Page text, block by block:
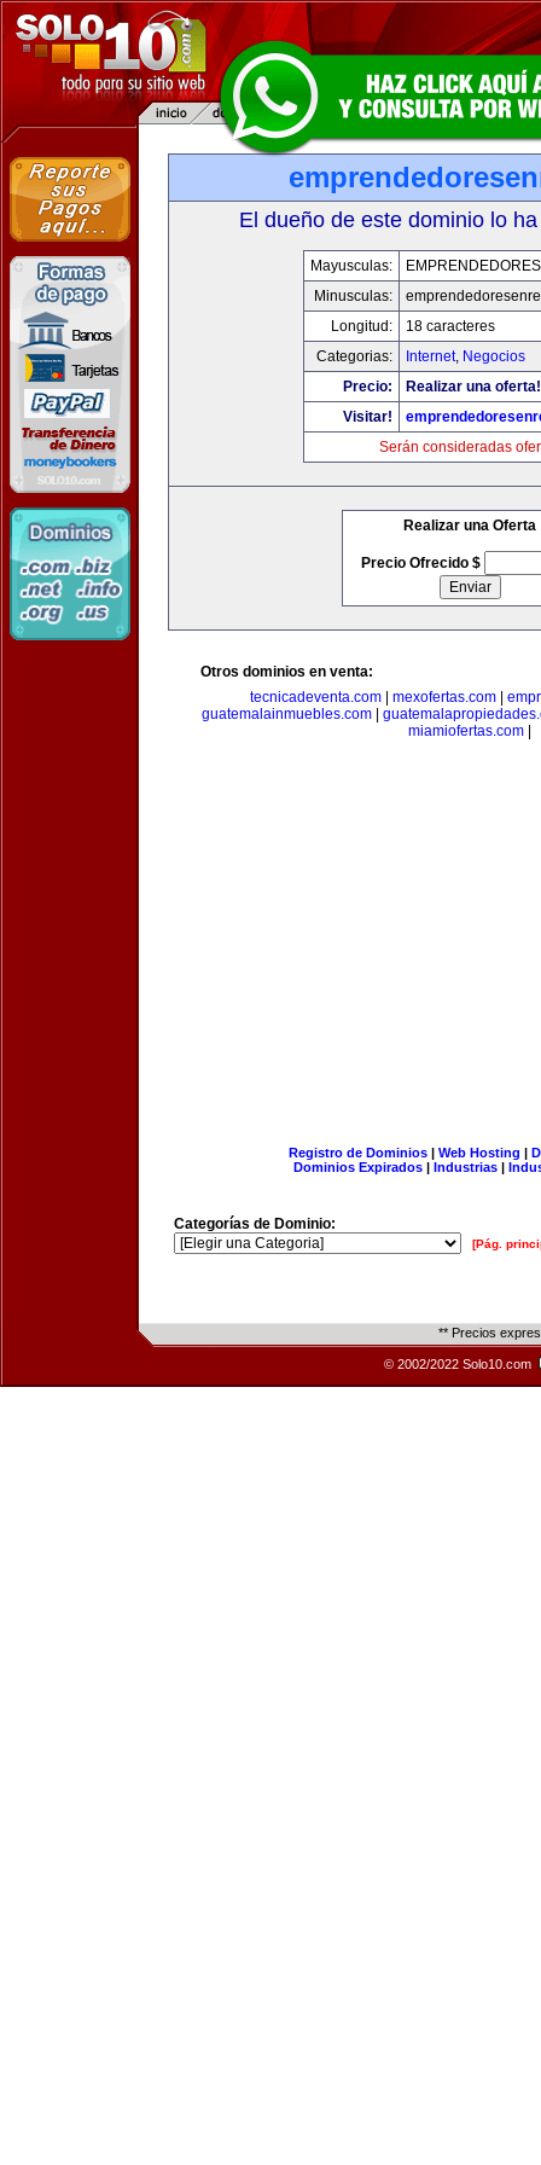
El dueño de este dominio lo
Mayusculas:
Minusculas:
Longitud:
18 caracteres
Categorias:
Internet, Negocios
Precio:
Realizar una oferta!
Visitar!
Serán consideradas
Realizar una Oferta
Precio Ofrecido $
Otros dominios en venta:
tecnicadeventa.com
mexofertas.com
guatemalainmuebles.com
miamiofertas.com
Registro de Dominios| Web Hosting |
Dominios Expirados | Industrias |
Categorías de Dominio:
[Pág.
** Precios
© 2002/2022 Solo10.com